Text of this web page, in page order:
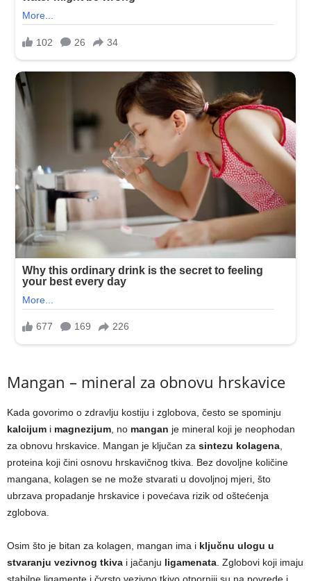
Mangan – mineral za obnovu hrskavice
Kada govorimo o zdravlju kostiju i zglobova, često se spominju
kalcijum i magnezijum , no mangan je mineral koji je neophodan
za obnovu hrskavice. Mangan je ključan za sintezu kolagena
proteina koji čini osnovu hrskavičnog tkiva. Bez dovoljne količine
mangana, kolagen se ne može stvarati u dovoljnoj mjeri, što
ubrzava propadanje hrskavice i povećava rizik od oštećenja
zglobova.
Osim što je bitan za kolagen, mangan ima i ključnu ulogu u
stvaranju vezivnog tkiva i jačanju ligamenata . Zglobovi koji imaju